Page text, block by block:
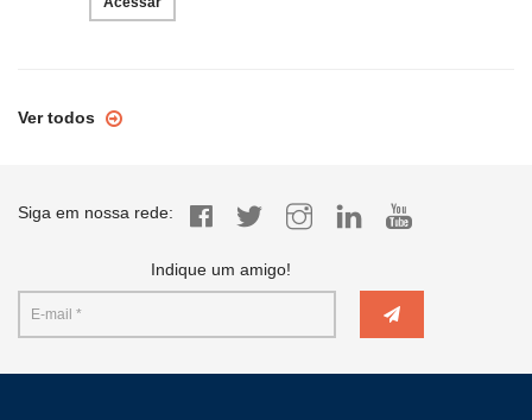
Ver todos
Siga em nossa rede:
Indique um amigo!